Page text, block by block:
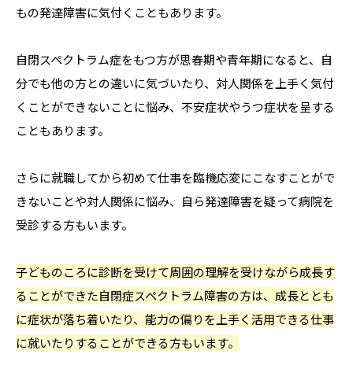
もの発達障害に気付くこともあります。
自閉スペクトラム症をもつ方が思春期や青年期になると、自
分でも他の方との違いに気づいたり、対人関係を上手く気付
くことができないことに悩み、不安症状やうつ症状を呈する
こともあります。
さらに就職してから初めて仕事を臨機応変にこなすことがで
きないことや対人関係に悩み、自ら発達障害を疑って病院を
受診する方もいます。
子どものころに診断を受けて周囲の理解を受けながら成長す
ることができた自閉症スペクトラム障害の方は、成長ととも
に症状が落ち着いたり、能力の偏りを上手く活用できる仕事
に就いたりすることができる方もいます。